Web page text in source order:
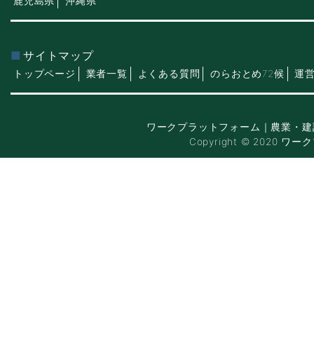
サイトマップ
トップページ 業者一覧 よくある質問 のらおとめ72候 運
ワークプラットフォーム｜農業・
Copyright © 2020 ワーク